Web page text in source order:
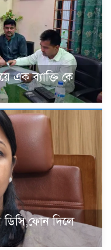
এক ব্যাক্তি কে
ডিসি,ফোন দিলে